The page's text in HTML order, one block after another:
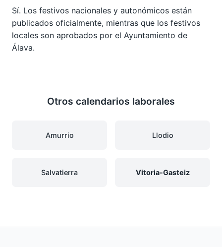
Sí. Los festivos nacionales y autonómicos están
publicados oficialmente, mientras que los festivos
locales son aprobados por el Ayuntamiento de
Álava.
Otros calendarios laborales
Amurrio Llodio
Salvatierra Vitoria-Gasteiz